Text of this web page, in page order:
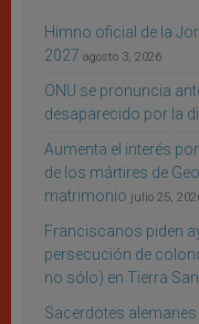
Himno oficial de la
2027 agosto 3, 2026
ONU se pronuncia
desaparecido por la
Aumenta el interés
de los mártires de
matrimonio julio 25,
Franciscanos piden
persecución de
no sólo) en Tierra
Sacerdotes